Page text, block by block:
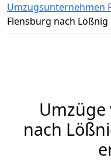
Umzugsunternehmen
Flensburg nach Lößnig
nach